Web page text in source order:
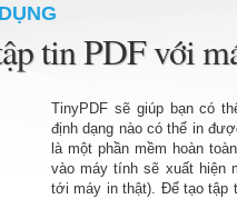
tin PDF với
TinyPDF sẽ giúp bạn có
định dạng nào có thể in
là một phần mềm hoàn
vào máy tính sẽ xuất hiện
tới máy in thật). Để tạo tập